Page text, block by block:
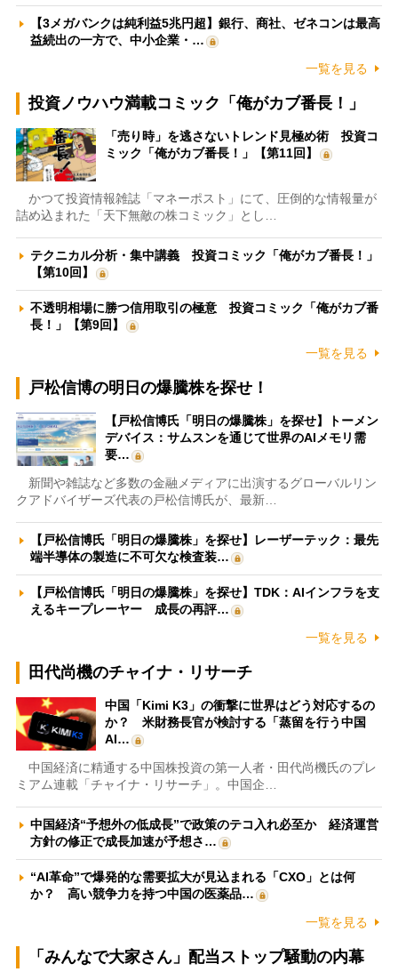
【3メガバンクは純利益5兆円超】銀行、商社、ゼネコンは最高
益続出の一方で、中小企業・…
一覧を見る
投資ノウハウ満載コミック「俺がカブ番長！」
「売り時」を逃さないトレンド見極め術 投資コ
ミック「俺がカブ番長！」【第11回】
かつて投資情報雑誌「マネーポスト」にて、圧倒的な情報量が
詰め込まれた「天下無敵の株コミック」とし…
テクニカル分析・集中講義 投資コミック「俺がカブ番長！」
【第10回】
不透明相場に勝つ信用取引の極意 投資コミック「俺がカブ番
長！」【第9回】
一覧を見る
戸松信博の明日の爆騰株を探せ！
【戸松信博氏「明日の爆騰株」を探せ】トーメン
デバイス：サムスンを通じて世界のAIメモリ需
要…
新聞や雑誌など多数の金融メディアに出演するグローバルリン
クアドバイザーズ代表の戸松信博氏が、最新…
【戸松信博氏「明日の爆騰株」を探せ】レーザーテック：最先
端半導体の製造に不可欠な検査装…
【戸松信博氏「明日の爆騰株」を探せ】TDK：AIインフラを支
えるキープレーヤー 成長の再評…
一覧を見る
田代尚機のチャイナ・リサーチ
中国「Kimi K3」の衝撃に世界はどう対応するの
か？ 米財務長官が検討する「蒸留を行う中国
AI…
中国経済に精通する中国株投資の第一人者・田代尚機氏のプレ
ミアム連載「チャイナ・リサーチ」。中国企…
中国経済“予想外の低成長”で政策のテコ入れ必至か 経済運営
方針の修正で成長加速が予想さ…
“AI革命”で爆発的な需要拡大が見込まれる「CXO」とは何
か？ 高い競争力を持つ中国の医薬品…
一覧を見る
「みんなで大家さん」配当ストップ騒動の内幕